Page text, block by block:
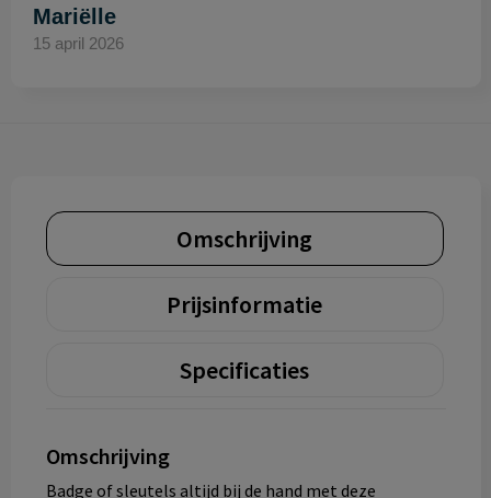
Mariëlle
15 april 2026
Omschrijving
Prijsinformatie
Specificaties
Omschrijving
Badge of sleutels altijd bij de hand met deze